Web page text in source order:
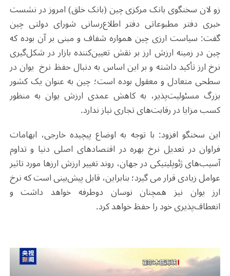
زو لان سخنگوی بانک مرکزی چین (بانک خلق) امروز در نشست
خبری دفتر مطبوعاتی دفتر اطلاع‌رسانی شورای دولتی چین
گفت: سیاست ارزی چین همواره شفاف و مبنی بر آن بوده که
چین در زمینه ارزش ارز بر نقش تعیین‌کننده بازار در شکل‌گیری
نرخ ارز تأکید داشته و بر این اساس به دنبال حفظ نرخ یوان در
سطحی متعادل و معقول بوده است؛ چین به عنوان یک کشور
بزرگ مسئولیت‌پذیر، به کاهش عمدی ارزش یوان به منظور
کسب مزایا در رقابت‌های تجاری نیاز ندارد.
این سخنگو افزود: با توجه به اوضاع پیچیده خارجی، ابهامات
فراوان در تعدیل نرخ بهره در اقتصادهای اصلی دنیا و تداوم
آسیب‌های ژئوپلیتیکی در جهان، روند تغییر ارزش ارزها مورد تاثیر
عوامل زیادی قرار می گیرد؛ بنابراین، قابل پیش‌بینی است که نرخ
ارز یوان نیز همچنان نوسان دوطرفه خواهد داشت و
انعطاف‌پذیری خود را حفظ خواهد کرد.